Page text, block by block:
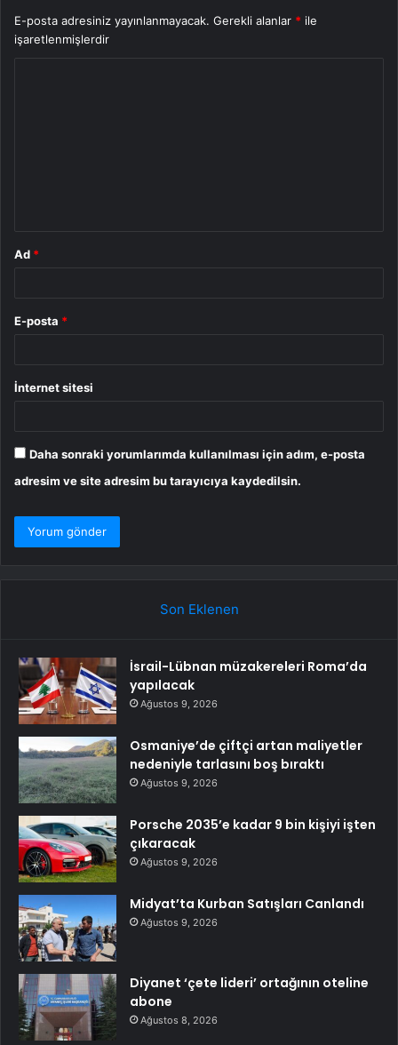
E-posta adresiniz yayınlanmayacak. Gerekli alanlar * ile
işaretlenmişlerdir
Ad *
E-posta *
İnternet sitesi
Daha sonraki yorumlarımda kullanılması için adım, e-posta
adresim ve site adresim bu tarayıcıya kaydedilsin.
Son Eklenen
İsrail-Lübnan müzakereleri Roma’da
yapılacak
Ağustos 9, 2026
Osmaniye’de çiftçi artan maliyetler
nedeniyle tarlasını boş bıraktı
Ağustos 9, 2026
Porsche 2035’e kadar 9 bin kişiyi işten
çıkaracak
Ağustos 9, 2026
Midyat’ta Kurban Satışları Canlandı
Ağustos 9, 2026
Diyanet ‘çete lideri’ ortağının oteline
abone
Ağustos 8, 2026